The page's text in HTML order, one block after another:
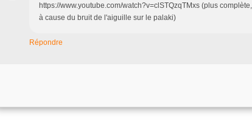
https://www.youtube.com/watch?v=clSTQzqTMxs (plus
à cause du bruit de l'aiguille sur le palaki)
Répondre